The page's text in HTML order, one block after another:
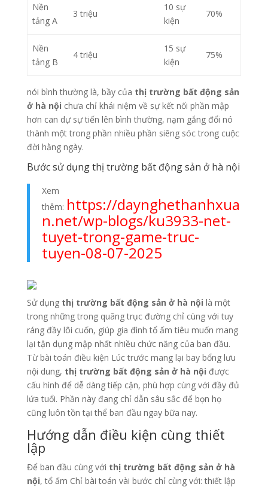
Nền
tảng A
3 triệu
10 sự
kiện
70%
Nền
tảng B
4 triệu
15 sự
kiện
75%
nói bình thường là, bầy của thị trường bất động sản
ở hà nội chưa chỉ khái niệm về sự kết nối phần mập
hơn can dự sự tiến lên bình thường, nạm gắng đổi nó
thành một trong phần nhiều phần siêng sóc trong cuộc
đời hằng ngày.
Bước sử dụng thị trường bất động sản ở hà nội
Xem
thêm: https://daynghethanhxua
n.net/wp-blogs/ku3933-net-
tuyet-trong-game-truc-
tuyen-08-07-2025
Sử dụng thị trường bất động sản ở hà nội là một
trong những trong quãng trục đường chỉ cùng với tuy
ráng đầy lôi cuốn, giúp gia đình tổ ấm tiêu muốn mang
lại tận dụng mập nhất nhiều chức năng của ban đầu.
Từ bài toán điều kiện Lúc trước mang lại bay bổng lưu
nội dung, thị trường bất động sản ở hà nội được
cấu hình để dễ dàng tiếp cận, phù hợp cùng với đầy đủ
lứa tuổi. Phần này đang chỉ dẫn sâu sắc để bọn họ
cũng luôn tồn tại thể ban đầu ngay bữa nay.
Hướng dẫn điều kiện cùng thiết
lập
Để ban đầu cùng với thị trường bất động sản ở hà
nội, tổ ấm Chỉ bài toán vài bước chỉ cùng với: thiết lập